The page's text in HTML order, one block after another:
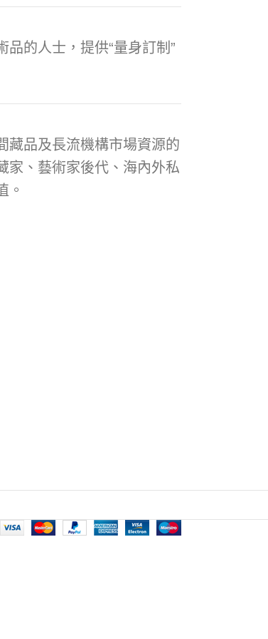
的人士，提供“量身訂制”
藏品及長流機構市場資源的
家、藝術家後代、海內外私
。